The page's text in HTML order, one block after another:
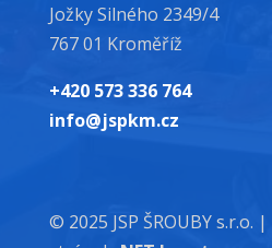
Jožky Silného 2349/4
767 01 Kroměříž
+420 573 336 764
info@jspkm.cz
© 2025 JSP ŠROUBY s.r.o. |